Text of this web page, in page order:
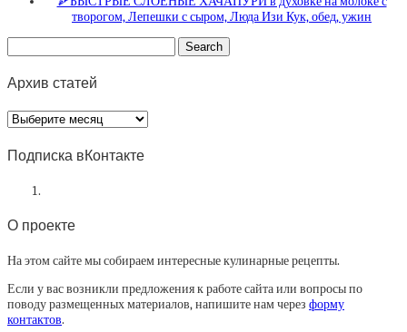
творогом, Лепешки с сыром, Люда Изи Кук, обед, ужин
Архив статей
Архив
статей
Подписка вКонтакте
О проекте
На этом сайте мы собираем интересные кулинарные рецепты.
Если у вас возникли предложения к работе сайта или вопросы по
поводу размещенных материалов, напишите нам через форму
контактов.